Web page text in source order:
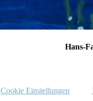
Hans-
Cookie Einstellungen